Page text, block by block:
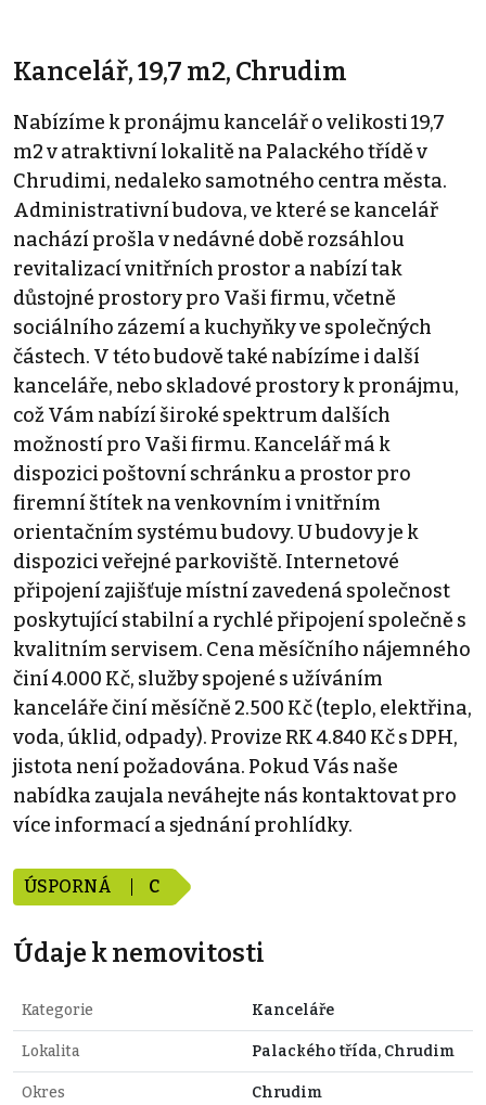
Kancelář, 19,7 m2, Chrudim
Nabízíme k pronájmu kancelář o velikosti 19,7
m2 v atraktivní lokalitě na Palackého třídě v
Chrudimi, nedaleko samotného centra města.
Administrativní budova, ve které se kancelář
nachází prošla v nedávné době rozsáhlou
revitalizací vnitřních prostor a nabízí tak
důstojné prostory pro Vaši firmu, včetně
sociálního zázemí a kuchyňky ve společných
částech. V této budově také nabízíme i další
kanceláře, nebo skladové prostory k pronájmu,
což Vám nabízí široké spektrum dalších
možností pro Vaši firmu. Kancelář má k
dispozici poštovní schránku a prostor pro
firemní štítek na venkovním i vnitřním
orientačním systému budovy. U budovy je k
dispozici veřejné parkoviště. Internetové
připojení zajišťuje místní zavedená společnost
poskytující stabilní a rychlé připojení společně s
kvalitním servisem. Cena měsíčního nájemného
činí 4.000 Kč, služby spojené s užíváním
kanceláře činí měsíčně 2.500 Kč (teplo, elektřina,
voda, úklid, odpady). Provize RK 4.840 Kč s DPH,
jistota není požadována. Pokud Vás naše
nabídka zaujala neváhejte nás kontaktovat pro
více informací a sjednání prohlídky.
ÚSPORNÁ C
Údaje k nemovitosti
Kategorie Kanceláře
Lokalita Palackého třída, Chrudim
Okres Chrudim